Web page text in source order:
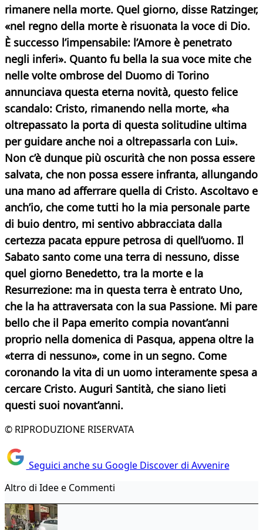
rimanere nella morte. Quel giorno, disse Ratzinger,
«nel regno della morte è risuonata la voce di Dio.
È successo l’impensabile: l’Amore è penetrato
negli inferi». Quanto fu bella la sua voce mite che
nelle volte ombrose del Duomo di Torino
annunciava questa eterna novità, questo felice
scandalo: Cristo, rimanendo nella morte, «ha
oltrepassato la porta di questa solitudine ultima
per guidare anche noi a oltrepassarla con Lui».
Non c’è dunque più oscurità che non possa essere
salvata, che non possa essere infranta, allungando
una mano ad afferrare quella di Cristo. Ascoltavo e
anch’io, che come tutti ho la mia personale parte
di buio dentro, mi sentivo abbracciata dalla
certezza pacata eppure petrosa di quell’uomo. Il
Sabato santo come una terra di nessuno, disse
quel giorno Benedetto, tra la morte e la
Resurrezione: ma in questa terra è entrato Uno,
che la ha attraversata con la sua Passione. Mi pare
bello che il Papa emerito compia novant’anni
proprio nella domenica di Pasqua, appena oltre la
«terra di nessuno», come in un segno. Come
coronando la vita di un uomo interamente spesa a
cercare Cristo. Auguri Santità, che siano lieti
questi suoi novant’anni.
© RIPRODUZIONE RISERVATA
Seguici anche su Google Discover di Avvenire
Altro di Idee e Commenti